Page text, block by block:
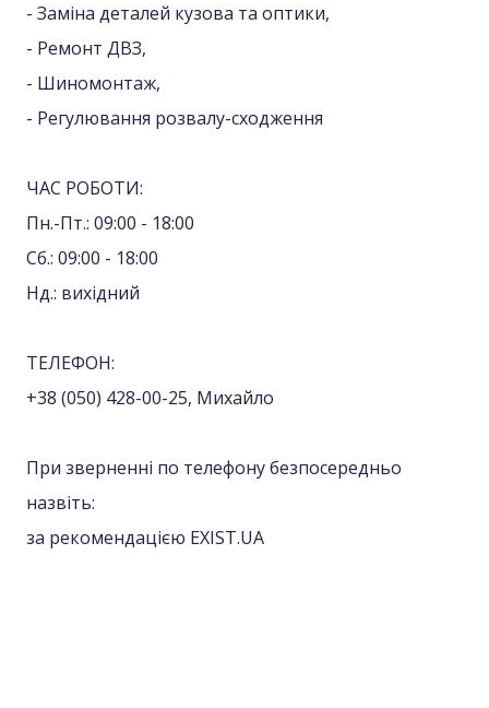
- Заміна деталей кузова та оптики,
- Ремонт ДВЗ,
- Шиномонтаж,
- Регулювання розвалу-сходження
ЧАС РОБОТИ:
Пн.-Пт.: 09:00 - 18:00
Сб.: 09:00 - 18:00
Нд.: вихідний
ТЕЛЕФОН:
+38 (050) 428-00-25, Михайло
При зверненні по телефону безпосередньо
назвіть:
за рекомендацією EXIST.UA